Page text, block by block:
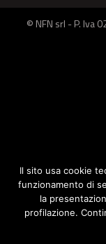
© NFN srl - P. Iva
Il sito usa cookie
funzionamento di
la
profilazione.